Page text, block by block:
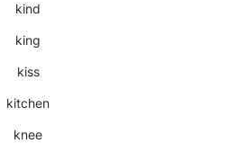
kind
king
kiss
kitchen
knee